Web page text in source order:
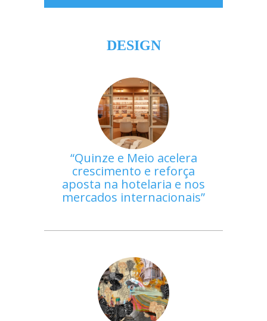
DESIGN
Quinze e Meio acelera
crescimento e reforça
aposta na hotelaria e nos
mercados internacionais